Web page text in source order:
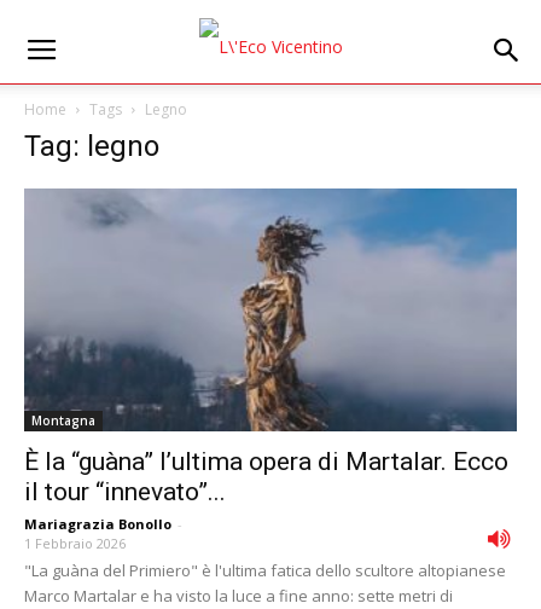
Home Tags Legno
Tag: legno
Montagna
È la “guàna” l’ultima opera di Martalar. Ecco
il tour “innevato”...
Mariagrazia Bonollo -
1 Febbraio 2026
"La guàna del Primiero" è l'ultima fatica dello scultore altopianese
Marco Martalar e ha visto la luce a fine anno: sette metri di